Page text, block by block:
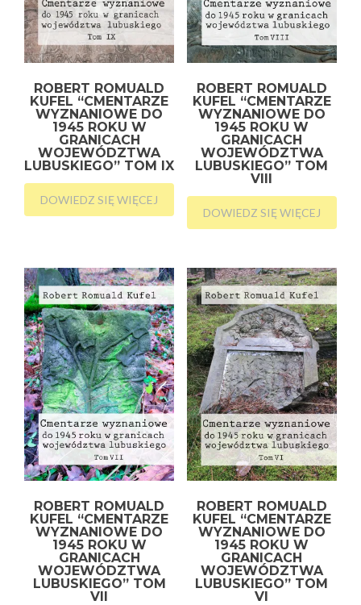
ROBERT ROMUALD
KUFEL “CMENTARZE
WYZNANIOWE DO
1945 ROKU W
GRANICACH
WOJEWÓDZTWA
LUBUSKIEGO” TOM IX
DOWIEDZ SIĘ WIĘCEJ
ROBERT ROMUALD
KUFEL “CMENTARZE
WYZNANIOWE DO
1945 ROKU W
GRANICACH
WOJEWÓDZTWA
LUBUSKIEGO” TOM
VIII
DOWIEDZ SIĘ WIĘCEJ
ROBERT ROMUALD
KUFEL “CMENTARZE
WYZNANIOWE DO
1945 ROKU W
GRANICACH
WOJEWÓDZTWA
LUBUSKIEGO” TOM
VII
ROBERT ROMUALD
KUFEL “CMENTARZE
WYZNANIOWE DO
1945 ROKU W
GRANICACH
WOJEWÓDZTWA
LUBUSKIEGO” TOM
VI